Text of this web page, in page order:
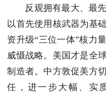
反观拥有最大、最
以首先使用核武器为基
资升级“三位一体”核力
威慑战略。美国才是全
制造者。中方敦促美方
任，进一步大幅、实